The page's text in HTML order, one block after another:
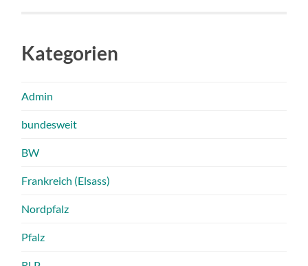
Kategorien
Admin
bundesweit
BW
Frankreich (Elsass)
Nordpfalz
Pfalz